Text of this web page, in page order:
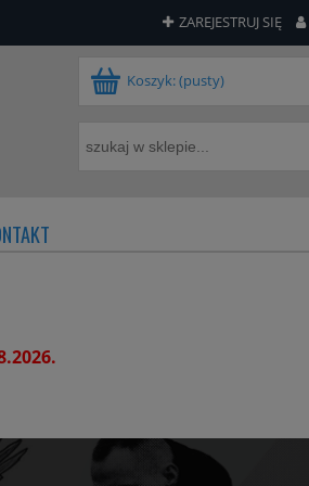
ZAREJESTRUJ SIĘ
Koszyk:(pusty)